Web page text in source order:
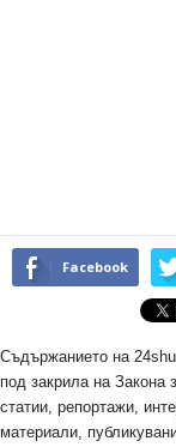
Facebook
Съдържанието на
под закрила на Закона
статии, репортажи,
материали,